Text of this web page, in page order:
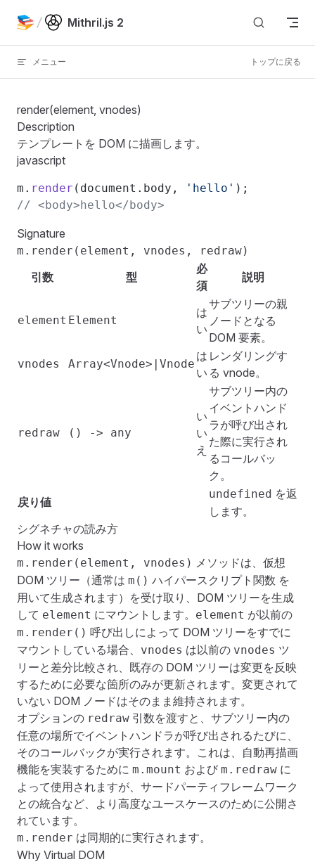
Skip to contentMithril.js 2
メニュー トップに戻る
render(element, vnodes)
Description
テンプレートを DOM に描画します。
javascript
m. render (document.body, 'hello' );
// <body>hello</body>
Signature
m.render(element, vnodes, redraw)
引数 型
必
須
説明
element Element
は
い
サブツリーの親
ノードとなる
DOM 要素。
vnodes Array<Vnode>|Vnode
は
い
レンダリングす
る vnode。
redraw () -> any
い
い
え
サブツリー内の
イベントハンド
ラが呼び出され
た際に実行され
るコールバッ
ク。
戻り値
undefined を返
します。
シグネチャの読み方
How it works
m.render(element, vnodes) メソッドは、仮想
DOM ツリー（通常は m() ハイパースクリプト関数 を
用いて生成されます）を受け取り、DOM ツリーを生成
して element にマウントします。 element が以前の
m.render() 呼び出しによって DOM ツリーをすでに
マウントしている場合、 vnodes は以前の vnodes ツ
リーと差分比較され、既存の DOM ツリーは変更を反映
するために必要な箇所のみが更新されます。変更されて
いない DOM ノードはそのまま維持されます。
オプションの redraw 引数を渡すと、サブツリー内の
任意の場所でイベントハンドラが呼び出されるたびに、
そのコールバックが実行されます。これは、 自動再描画
機能を実装するために m.mount および m.redraw に
よって使用されますが、サードパーティフレームワーク
との統合など、より高度なユースケースのために公開さ
れています。
m.render は同期的に実行されます。
Why Virtual DOM